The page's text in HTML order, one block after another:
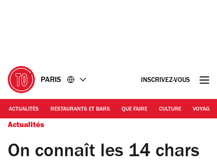
PARIS INSCRIVEZ-VOUS
ACTUALITÉS RESTAURANTS ET BARS QUE FAIRE CULTURE VOYAGE
Actualités
On connaît les 14 chars